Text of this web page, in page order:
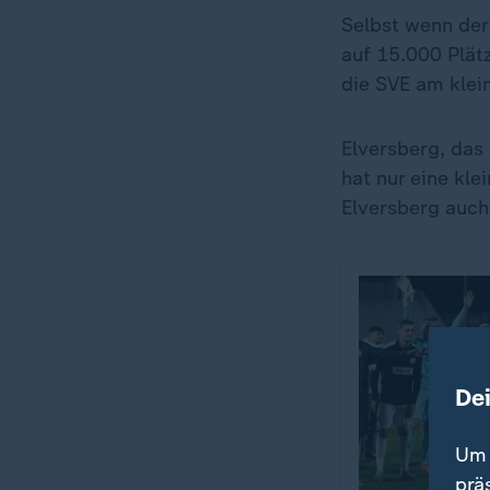
Selbst wenn der
auf 15.000
die SVE am
Elversberg,
hat nur eine
Elversberg